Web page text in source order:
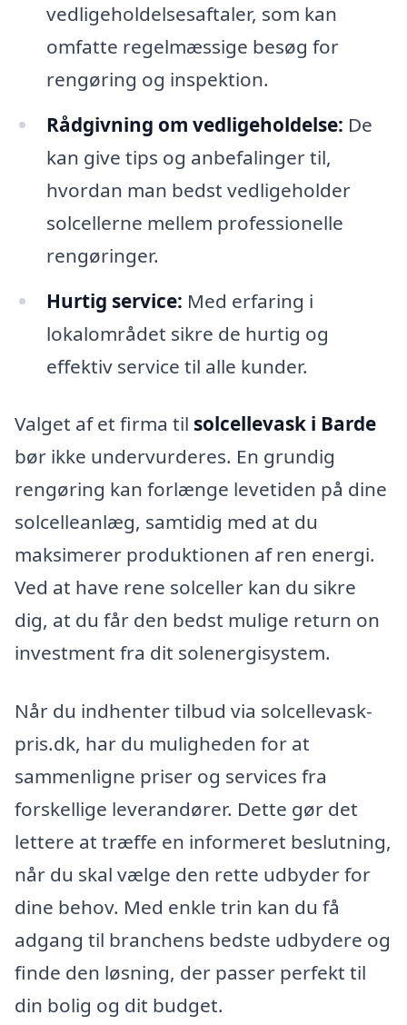
vedligeholdelsesaftaler, som kan
omfatte regelmæssige besøg for
rengøring og inspektion.
Rådgivning om vedligeholdelse: De
kan give tips og anbefalinger til,
hvordan man bedst vedligeholder
solcellerne mellem professionelle
rengøringer.
Hurtig service: Med erfaring i
lokalområdet sikre de hurtig og
effektiv service til alle kunder.
Valget af et firma til solcellevask i Barde
bør ikke undervurderes. En grundig
rengøring kan forlænge levetiden på dine
solcelleanlæg, samtidig med at du
maksimerer produktionen af ren energi.
Ved at have rene solceller kan du sikre
dig, at du får den bedst mulige return on
investment fra dit solenergisystem.
Når du indhenter tilbud via solcellevask-
pris.dk, har du muligheden for at
sammenligne priser og services fra
forskellige leverandører. Dette gør det
lettere at træffe en informeret beslutning,
når du skal vælge den rette udbyder for
dine behov. Med enkle trin kan du få
adgang til branchens bedste udbydere og
finde den løsning, der passer perfekt til
din bolig og dit budget.